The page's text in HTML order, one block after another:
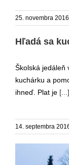
25. novembra 2016
Hľadá sa
Školská jedáleň
kuchárku a
ihneď. Plat je [...]
14. septembra